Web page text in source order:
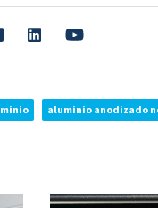
aluminio anodizado